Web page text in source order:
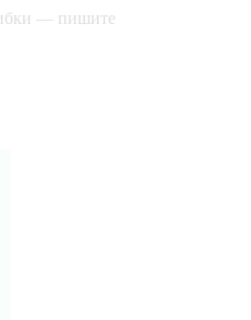
— пишите